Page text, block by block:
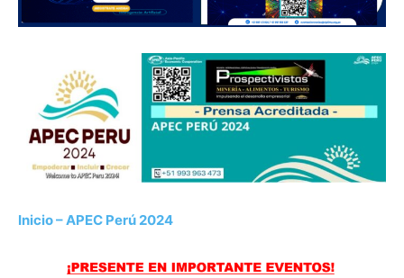
Inicio – APEC Perú 2024